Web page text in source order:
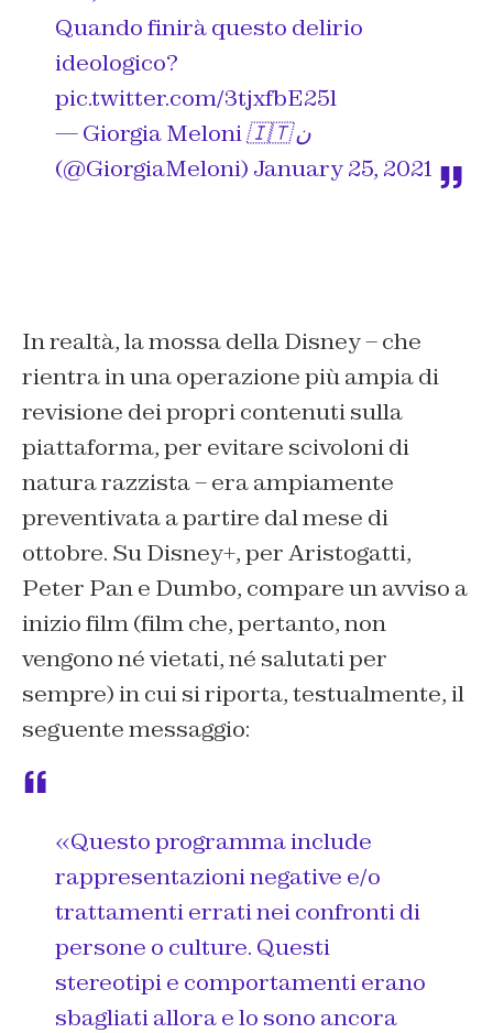
Quando finirà questo delirio
ideologico?
pic.twitter.com/3tjxfbE25l
— Giorgia Meloni 🇮🇹 ن
(@GiorgiaMeloni) January 25, 2021
In realtà, la mossa della Disney – che
rientra in una operazione più ampia di
revisione dei propri contenuti sulla
piattaforma, per evitare scivoloni di
natura razzista – era ampiamente
preventivata a partire dal mese di
ottobre. Su Disney+, per Aristogatti,
Peter Pan e Dumbo, compare un avviso a
inizio film (film che, pertanto, non
vengono né vietati, né salutati per
sempre) in cui si riporta, testualmente, il
seguente messaggio:
«Questo programma include
rappresentazioni negative e/o
trattamenti errati nei confronti di
persone o culture. Questi
stereotipi e comportamenti erano
sbagliati allora e lo sono ancora